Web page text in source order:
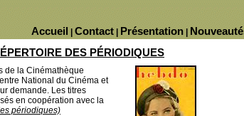
Présentation
Contact
Accueil
DES PÉRIODIQUES
de la Cinémathèque
National du Cinéma et
demande. Les titres
en coopération avec la
périodiques)